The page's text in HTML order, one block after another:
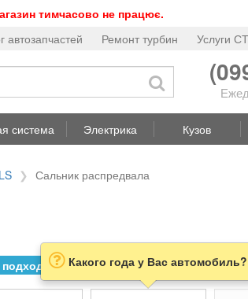
тимчасово не працює.
автозапчастей Ремонт турбин Услуги
система Электрика Кузов
Сальник распредвала
ли товар к нему
Какого года у Вас автомобиль?